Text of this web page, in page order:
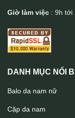
Giờ làm việc : 9h tới
DANH MỤC NỔI
Balo da nam nữ
Cặp da nam